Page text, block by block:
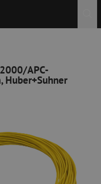
APC-
Huber+Suhner